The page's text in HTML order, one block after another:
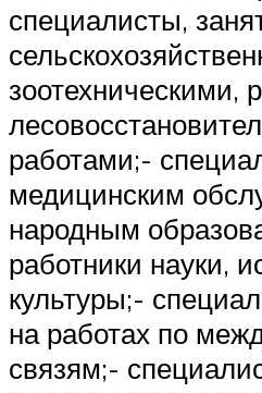
специалисты,
зоотехническими,
работами;-
медицинским
народным
работники науки,
культуры;-
на работах по
связям;-